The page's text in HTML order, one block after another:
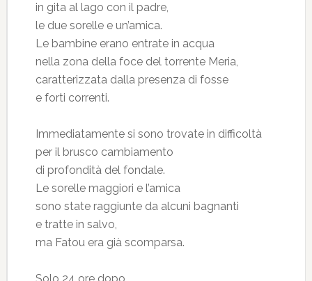
in gita al lago con il padre,
le due sorelle e un’amica.
Le bambine erano entrate in acqua
nella zona della foce del torrente Meria,
caratterizzata dalla presenza di fosse
e forti correnti.
Immediatamente si sono trovate in difficoltà
per il brusco cambiamento
di profondità del fondale.
Le sorelle maggiori e l’amica
sono state raggiunte da alcuni bagnanti
e tratte in salvo,
ma Fatou era già scomparsa.